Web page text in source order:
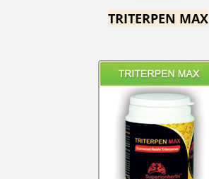
TRITERPEN MAX